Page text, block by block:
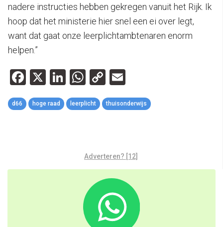
nadere instructies hebben gekregen vanuit het Rijk. Ik
hoop dat het ministerie hier snel een ei over legt,
want dat gaat onze leerplichtambtenaren enorm
helpen.”
Facebook
X LinkedIn
WhatsApp
Copy
Link
d66 hoge raad leerplicht thuisonderwijs
Adverteren? [12]